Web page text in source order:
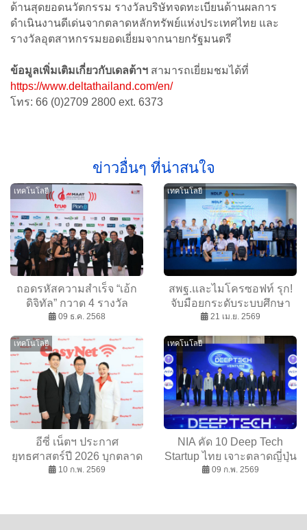
ด้านสุดยอดนวัตกรรม รางวัลบริษัทจดทะเบียนด้านผลการ
ดำเนินงานดีเด่นจากตลาดหลักทรัพย์แห่งประเทศไทย และ
รางวัลอุตสาหกรรมยอดเยี่ยมจากนายกรัฐมนตรี
ข้อมูลเพิ่มเติมเกี่ยวกับเดลต้าฯ สามารถเยี่ยมชมได้ที่
https://www.deltathailand.com/en/
โทร: 66 (0)2709 2800 ext. 6373
ข่าวอื่นๆ ที่น่าสนใจ
เทคโนโลยี
ถอดรหัสความสำเร็จ “เอ้ก
ดิจิทัล” กวาด 4 รางวัล
MAAT Media Awards 2025
09 ธ.ค. 2568
เทคโนโลยี
สพฐ.และไมโครซอฟท์ รุก!
จับมือยกระดับระบบศึกษา
ไทยสู่ยุคดิจิทัล จัดแข่งขัน AI
Community - ชุมชนแห่ง
อนาคต”
21 เม.ย. 2569
เทคโนโลยี
อีซี่ เน็ตฯ ประกาศ
ยุทธศาสตร์ปี 2026 บุกตลาด
SME เต็มสูบ ชูโซลูชัน WiFi
10 ก.พ. 2569
เทคโนโลยี
NIA คัด 10 Deep Tech
Startup ไทย เจาะตลาดญี่ปุ่น
ปั้นดีลเชิงพาณิชย์
09 ก.พ. 2569